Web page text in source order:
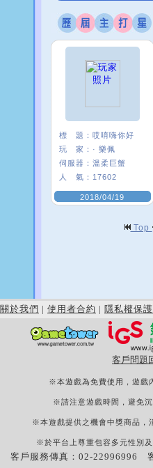
標 題： 哎唷嗨你好
玩 家： · 樂佩
伺服器： 溫柔巨蟹
人 氣： 17602
2018/04/19
Top
關於我們 | 使用者合約 | 隱私權保護
客戶問題
※本遊戲為免費使用，遊戲
※請注意遊戲時間，避免
※本遊戲提供之機會中獎商品，
※於平台上尊重包容多元性別
客戶服務傳真：02-22996996